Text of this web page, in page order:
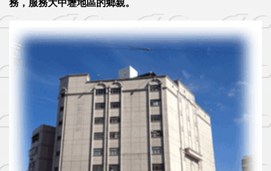
務，服務大中壢地區的鄉親。